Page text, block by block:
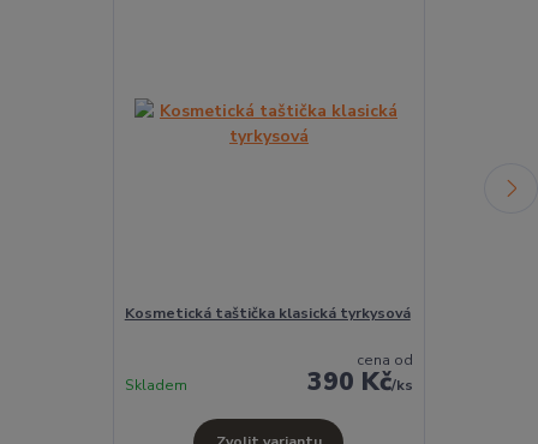
Kosmetická taštička klasická tyrkysová
cena od
390 Kč/ks
Skladem